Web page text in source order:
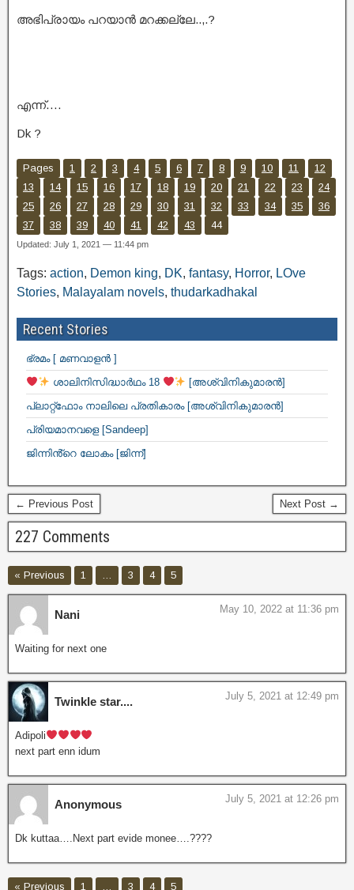
അഭിപ്രായം പറയാൻ മറക്കല്ലേ..,.?
എന്ന്….
Dk ?
Pages 1 2 3 4 5 6 7 8 9 10 11
12
13
14 15 16 17 18 19 20 21 22 23
24
25
26 27 28 29 30 31 32 33 34 35
36
37
38 39 40 41 42 43 44
Updated: July 1, 2021 — 11:44 pm
Tags: action, Demon king, DK, fantasy, Horror, LOve
Stories, Malayalam novels, thudarkadhakal
Recent Stories
ഭ്രമം [ മണവാളൻ ]
ശാലിനിസിദ്ധാർഥം 18
[അശ്വിനികുമാരൻ]
പ്ലാറ്റ്ഫോം നാലിലെ പ്രതികാരം [അശ്വിനികുമാരൻ]
പ്രിയമാനവളെ [Sandeep]
ജിന്നിൻ്റെ ലോകം [ജിന്ന്]
← Previous Post Next Post →
227 Comments
« Previous 1 … 3 4 5
Nani May 10, 2022 at 11:36 pm
Waiting for next one
Twinkle star.... July 5, 2021 at 12:49 pm
Adipoli
next part enn idum
Anonymous July 5, 2021 at 12:26 pm
Dk kuttaa….Next part evide monee….????
« Previous 1 … 3 4 5